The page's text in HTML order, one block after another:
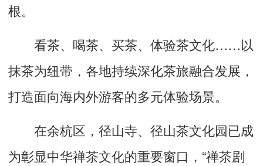
根。
看茶、喝茶、买茶、体验茶文化……以
抹茶为纽带，各地持续深化茶旅融合发展，
打造面向海内外游客的多元体验场景。
在余杭区，径山寺、径山茶文化园已成
为彰显中华禅茶文化的重要窗口，“禅茶剧